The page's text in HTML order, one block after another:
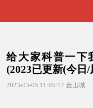
给大家科普一下
(2023已更新(今日
2023-03-05 11:05:17 金山城